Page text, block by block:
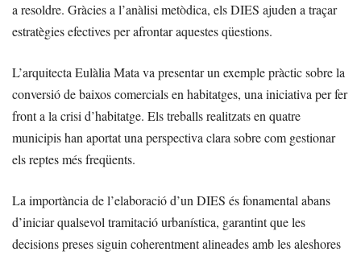
a resoldre. Gràcies a l’anàlisi metòdica, els DIES ajuden a traçar
estratègies efectives per afrontar aquestes qüestions.
L’arquitecta Eulàlia Mata va presentar un exemple pràctic sobre la
conversió de baixos comercials en habitatges, una iniciativa per fer
front a la crisi d’habitatge. Els treballs realitzats en quatre
municipis han aportat una perspectiva clara sobre com gestionar
els reptes més freqüents.
La importància de l’elaboració d’un DIES és fonamental abans
d’iniciar qualsevol tramitació urbanística, garantint que les
decisions preses siguin coherentment alineades amb les aleshores